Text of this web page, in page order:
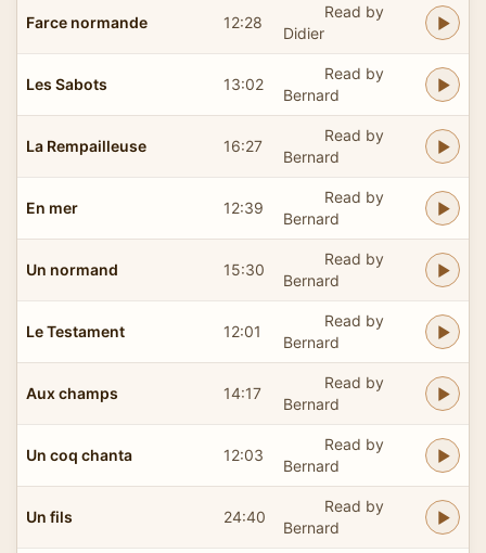
Farce normande 12:28
Read by
Didier
Les Sabots 13:02
Read by
Bernard
La Rempailleuse 16:27
Read by
Bernard
En mer 12:39
Read by
Bernard
Un normand 15:30
Read by
Bernard
Le Testament 12:01
Read by
Bernard
Aux champs 14:17
Read by
Bernard
Un coq chanta 12:03
Read by
Bernard
Un fils 24:40
Read by
Bernard